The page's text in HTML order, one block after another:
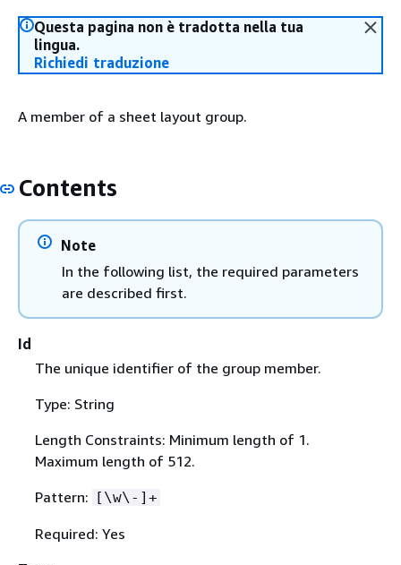
Questa pagina non è tradotta nella tua
lingua.
Richiedi traduzione
A member of a sheet layout group.
Contents
Note
In the following list, the required parameters
are described first.
Id
The unique identifier of the group member.
Type: String
Length Constraints: Minimum length of 1.
Maximum length of 512.
Pattern: [\w\-]+
Required: Yes